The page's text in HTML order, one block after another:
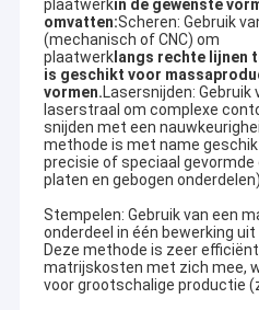
plaatwerkin de gewenste
omvatten:Scheren: Gebruik
(mechanisch of CNC) om
plaatwerklangs rechte lijnen
is geschikt voor
vormen.Lasersnijden: Gebruik
laserstraal om complexe
snijden met een
methode is met name
precisie of speciaal
platen en gebogen
Stempelen: Gebruik van een
onderdeel in één bewerking
Deze methode is zeer
matrijskosten met zich mee,
voor grootschalige productie